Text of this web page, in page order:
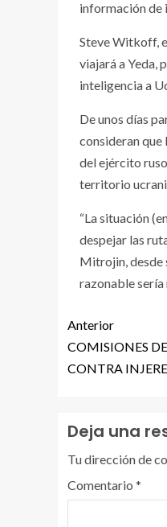
información de
Steve Witkoff,
viajará a Yeda,
inteligencia a
De unos días
consideran que
del ejército
territorio
“La situación
despejar las
Mitrojin, desde
razonable sería
Anterior
COMISIONES
CONTRA
Deja una
Tu dirección de
Comentario *